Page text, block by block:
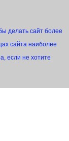
делать сайт более
сайта наиболее
если не хотите